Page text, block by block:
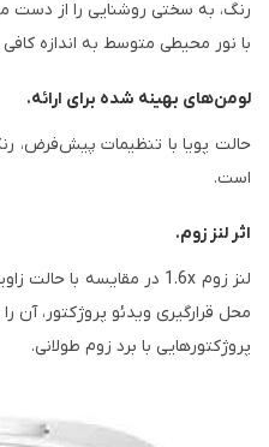
با نور محیطی متوسط ​​به اندازه
لومن‌های بهینه شده برای ارائه.
است.
اثر لنز زوم.
پروژکتورهایی با برد زوم طولانی.